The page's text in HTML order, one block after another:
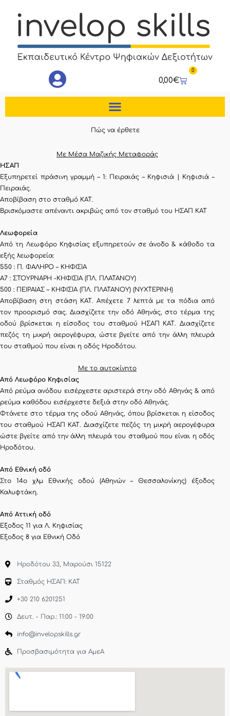
περιεχόμενο
0,00€
0
Cart
Πώς να έρθετε
Με Μέσα Μαζικής Μεταφοράς
ΗΣΑΠ
Εξυπηρετεί πράσινη γραμμή – 1: Πειραιάς – Κηφισιά | Κηφισιά –
Πειραιάς.
Αποβίβαση στο σταθμό ΚΑΤ.
Βρισκόμαστε απέναντι ακριβώς από τον σταθμό του ΗΣΑΠ ΚΑΤ
Λεωφορεία
Από τη Λεωφόρο Κηφισίας εξυπηρετούν σε άνοδο & κάθοδο τα
εξής λεωφορεία:
550 : Π. ΦΑΛΗΡΟ – ΚΗΦΙΣΙΑ
Α7 : ΣΤΟΥΡΝΑΡΗ -ΚΗΦΙΣΙΑ (ΠΛ. ΠΛΑΤΑΝΟΥ)
500 : ΠΕΙΡΑΙΑΣ – ΚΗΦΙΣΙΑ (ΠΛ. ΠΛΑΤΑΝΟΥ) (ΝΥΧΤΕΡΙΝΗ)
Αποβίβαση στη στάση ΚΑΤ. Απέχετε 7 λεπτά με τα πόδια από
τον προορισμό σας.Διασχίζετε την οδό Αθηνάς, στο τέρμα της
οδού βρίσκεται η είσοδος του σταθμού ΗΣΑΠ ΚΑΤ. Διασχίζετε
πεζός τη μικρή αερογέφυρα, ώστε βγείτε από την άλλη πλευρά
του σταθμού που είναι η οδός Ηροδότου.
Με το αυτοκίνητο
Από Λεωφόρο Κηφισίας
Από ρεύμα ανόδου εισέρχεστε αριστερά στην οδό Αθηνάς & από
ρεύμα καθόδου εισέρχεστε δεξιά στην οδό Αθηνάς.
Φτάνετε στο τέρμα της οδού Αθηνάς, όπου βρίσκεται η είσοδος
του σταθμού ΗΣΑΠ ΚΑΤ. Διασχίζετε πεζός τη μικρή αερογέφυρα
ώστε βγείτε από την άλλη πλευρά του σταθμού που είναι η οδός
Ηροδότου.
Από Εθνική οδό
Στο 14ο χλμ Εθνικής οδού (Αθηνών – Θεσσαλονίκης) έξοδος
Καλυφτάκη.
Από Αττική οδό
Έξοδος 11 για Λ. Κηφισίας
Έξοδος 8 για Εθνική Οδό
Ηροδότου 33, Μαρούσι 15122
Σταθμός ΗΣΑΠ: ΚΑΤ
+30 210 6201251
Δευτ. - Παρ.: 11:00 - 19:00
info@invelopskills.gr
Προσβασιμότητα για ΑμεΑ